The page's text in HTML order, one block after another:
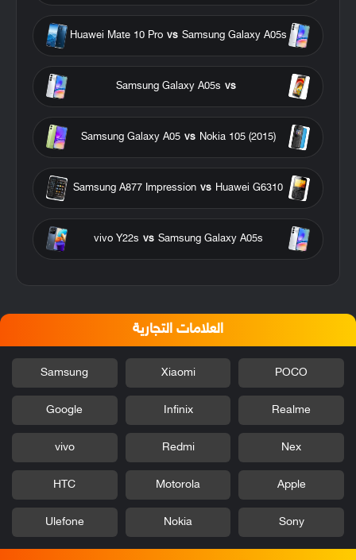
Samsung Galaxy A05s
vs
Huawei Mate 10 Pro
vs
Samsung Galaxy A05s
Nokia 105 (2015)
vs
Samsung Galaxy A05
Huawei G6310
vs
Samsung A877 Impression
Samsung Galaxy A05s
vs
vivo Y22s
العلامات التجارية
POCO
Xiaomi
Samsung
Realme
Infinix
Google
Nex
Redmi
vivo
Apple
Motorola
HTC
Sony
Nokia
Ulefone